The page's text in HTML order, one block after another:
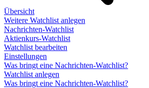
Übersicht
Weitere Watchlist anlegen
Nachrichten-Watchlist
Aktienkurs-Watchlist
Watchlist bearbeiten
Einstellungen
Was bringt eine Nachrichten-Watchlist?
Watchlist anlegen
Was bringt eine Nachrichten-Watchlist?